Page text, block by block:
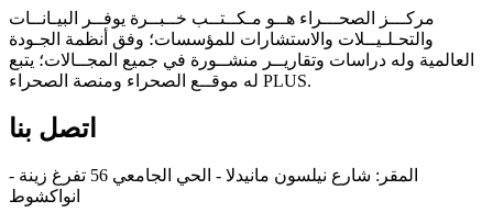
مركـــز الصحـــراء هــو مـكــتــب خــبــرة يوفــر البيـانــات
والتحـلـيــلات والاستشارات للمؤسسات؛ وفق أنظمة الجـودة
العالمية وله دراسات وتقاريــر منشــورة في جميع المجــالات؛ يتبع
له موقــع الصحراء ومنصة الصحراء PLUS.
اتصل بنا
المقر: شارع نيلسون مانيدلا - الحي الجامعي 56 تفرغ زينة -